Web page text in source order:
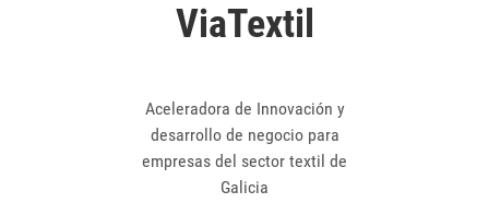
ViaTextil
Aceleradora de Innovación y
desarrollo de negocio para
empresas del sector textil de
Galicia